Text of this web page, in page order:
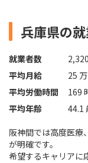
兵庫県の
就業者数
平均月給
25
平均労働時間
169
平均年齢
44.1
阪神間では高度医療
が明確です。
希望するキャリアに